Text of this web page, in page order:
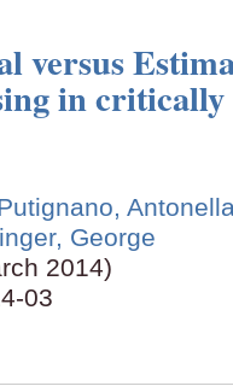
versus
in
George
2014)
03